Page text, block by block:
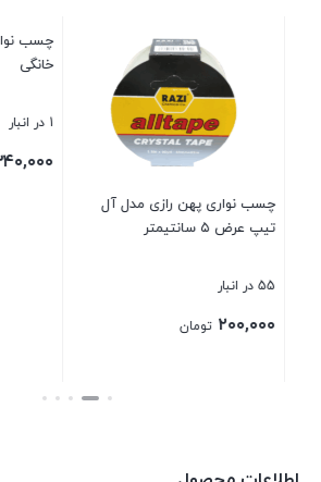
چسب نواری پهن رازی مدل آل
تیپ عرض ۵ سانتیمتر
55 در انبار
۲۰۰,۰۰۰ تومان
چسب نواری
خانگی
۳۴۰,۰۰۰